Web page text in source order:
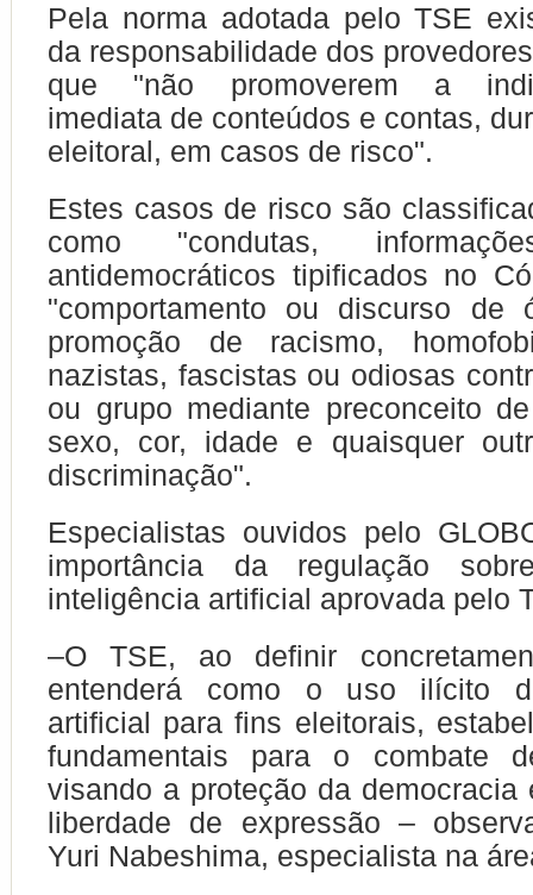
Pela norma adotada pelo TSE
da responsabilidade dos
que "não promoverem a
imediata de conteúdos e contas,
eleitoral, em casos de risco".
Estes casos de risco são
como "condutas,
antidemocráticos tipificados no
"comportamento ou discurso de
promoção de racismo,
nazistas, fascistas ou odiosas
ou grupo mediante preconceito
sexo, cor, idade e quaisquer
discriminação".
Especialistas ouvidos pelo
importância da regulação
inteligência artificial aprovada pelo
–O TSE, ao definir
entenderá como o uso ilícito
artificial para fins eleitorais,
fundamentais para o combate
visando a proteção da democracia
liberdade de expressão –
Yuri Nabeshima, especialista na